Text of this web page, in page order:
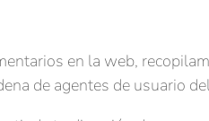
en la web,
de agentes de usuario